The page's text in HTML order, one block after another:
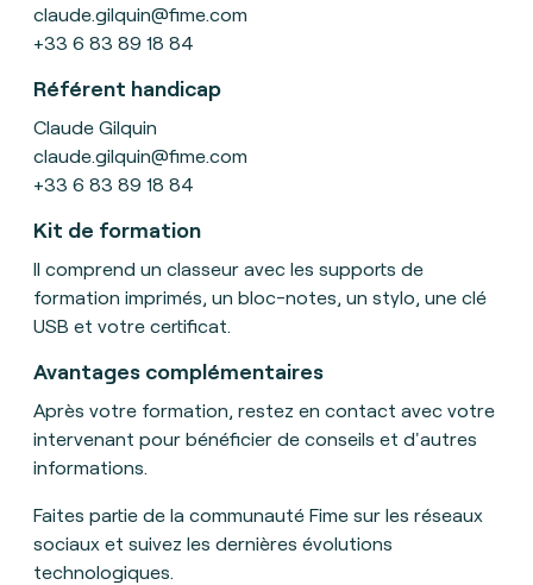
claude.gilquin@fime.com
+33 6 83 89 18 84
Référent handicap
Claude Gilquin
claude.gilquin@fime.com
+33 6 83 89 18 84
Kit de formation
Il comprend un classeur avec les supports de
formation imprimés, un bloc-notes, un stylo, une clé
USB et votre certificat.
Avantages complémentaires
Après votre formation, restez en contact avec votre
intervenant pour bénéficier de conseils et d'autres
informations.
Faites partie de la communauté Fime sur les réseaux
sociaux et suivez les dernières évolutions
technologiques.